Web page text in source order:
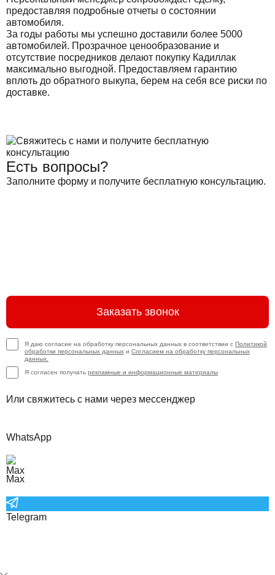
предоставляя подробные отчеты о состоянии
автомобиля.
За годы работы мы успешно доставили более 5000
автомобилей. Прозрачное ценообразование и
отсутствие посредников делают покупку Кадиллак
максимально выгодной. Предоставляем гарантию
вплоть до обратного выкупа, берем на себя все риски по
доставке.
Есть вопросы?
Заполните форму и получите бесплатную консультацию.
Заказать звонок
Я даю согласие на обработку персональных данных в соответствии с Политикой
обработки персональных данных и Согласием на обработку персональных
данных.
Я согласен получать рекламные и информационные материалы
Или свяжитесь с нами через мессенджер
WhatsApp
Max
Telegram